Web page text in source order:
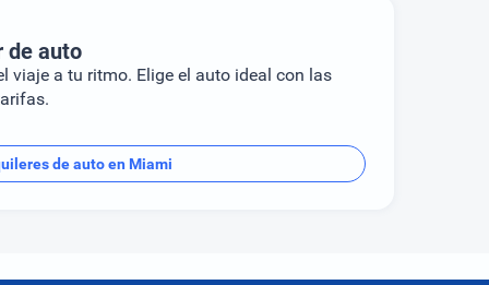
entre desayuno, almuerzo y cena.En el alojamiento
de auto
viaje a tu ritmo. Elige el auto ideal con las
de auto en Miami